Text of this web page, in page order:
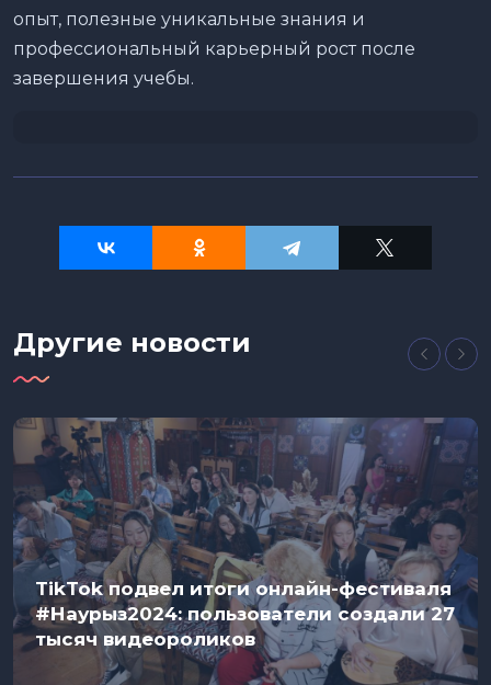
опыт, полезные уникальные знания и
профессиональный карьерный рост после
завершения учебы.
Другие новости
TikTok подвел итоги онлайн-фестиваля
#Наурыз2024: пользователи создали 27
тысяч видеороликов